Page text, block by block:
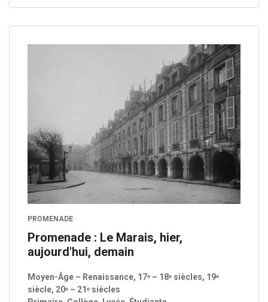
PROMENADE
Promenade : Le Marais, hier,
aujourd'hui, demain
Moyen-Âge – Renaissance, 17ᵉ – 18ᵉ siècles, 19ᵉ
siècle, 20ᵉ – 21ᵉ siècles